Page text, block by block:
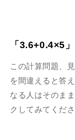
「3.6+0.4×5
この計算問題、
を間違えると答
なる人はそのま
クしてみてくださ